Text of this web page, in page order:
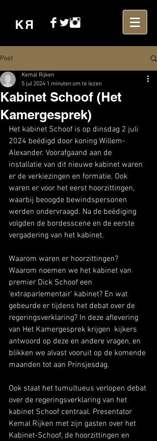
Post
Kabinet Schoof (Het
Kamergesprek)
Kemal Rijken
5 jul 2024 1 minuten om te lezen
Het kabinet Schoof is op dinsdag 2 juli
2024 beëdigd door koning Willem-
Alexander. Voorafgaand aan de
installatie van dit nieuwe kabinet waren
er de verkiezingen en formatie. Ook
waren er voor het eerst hoorzittingen,
waarbij beoogde bewindspersonen
werden ondervraagd. Na de beëdiging
volgden de bordesscene en de eerste
vergadering van het kabinet.
Waarom waren er hoorzittingen?
Waarom noemen we het kabinet van
premier Dick Schoof een
‘extraparlementair’ kabinet? En wat
gebeurde er tijdens het debat over de
regeringsverklaring? In deze aflevering
van Het Kamergesprek krijgen  kijkers
antwoord op deze en andere vragen, en
blikken we alvast vooruit op de komende
maanden tot aan Prinsjesdag.
Ook staat het tumultueus verlopen debat
over de regeringsverklaring van het
kabinet Schoof centraal. Presentator
Kemal Rijken met zijn gasten over het
Kabinet-Schoof, de hoorzittingen en